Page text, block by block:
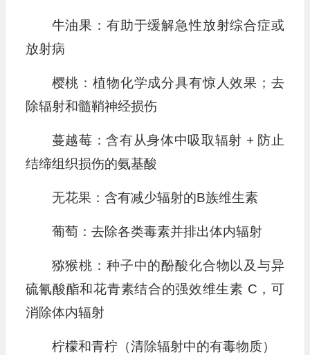
牛油果：有助于缓解急性放射综合症或
放射病
樱桃：植物化学成分具有惊人效果；去
除辐射和髓鞘神经损伤
蔓越莓：含有从身体中吸取辐射 + 防止
结缔组织损伤的氨基酸
无花果：含有减少辐射的B族维生素
葡萄：去除各类毒素并排出体内辐射
猕猴桃：种子中的酚酸化合物以及与异
硫氰酸酯和花青素结合的强效维生素 C，可
消除体内辐射
柠檬和青柠（清除辐射中的有毒物质）